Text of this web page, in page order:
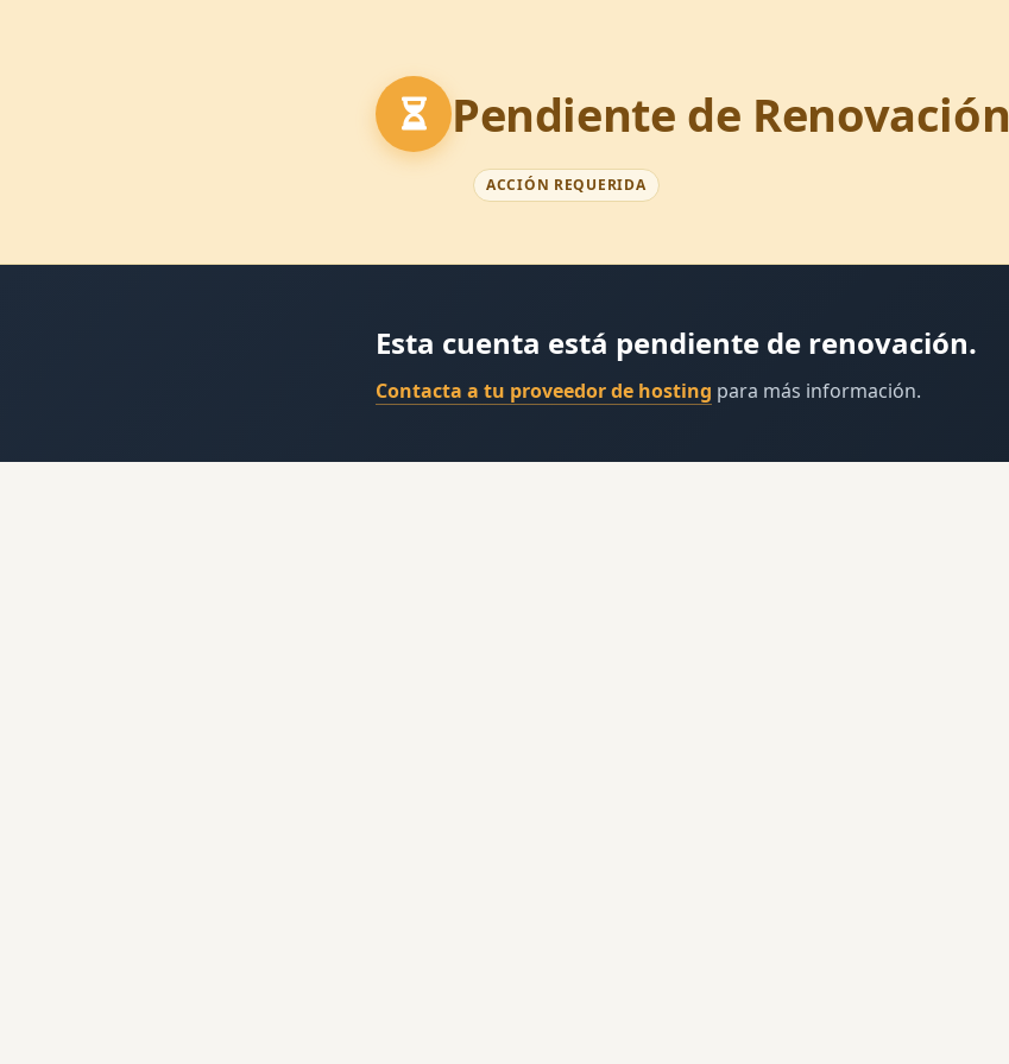
Pendiente de Renovación
ACCIÓN REQUERIDA
Esta cuenta está pendiente de renovación.
Contacta a tu proveedor de hosting para más información.